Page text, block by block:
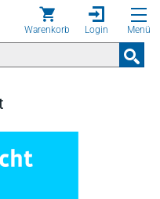
Warenkorb Login Menü